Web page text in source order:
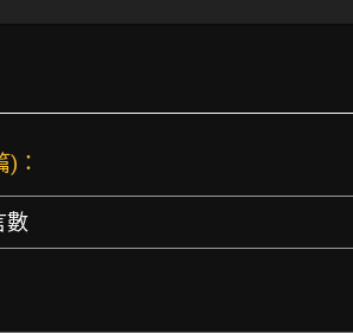
：
數